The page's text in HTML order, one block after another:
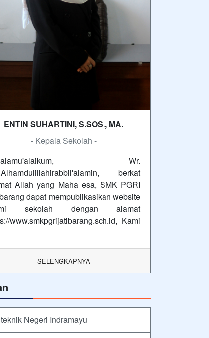
ENTIN SUHARTINI, S.SOS., MA.
- Kepala Sekolah -
Wr.
berkat
Allah yang Maha esa, SMK PGRI
dapat mempublikasikan website
sekolah dengan alamat
www.smkpgrijatibarang.sch.id, Kami
SELENGKAPNYA
Negeri Indramayu